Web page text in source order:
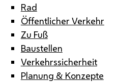
Rad
Öffentlicher Verkehr
Zu Fuß
Baustellen
Verkehrssicherheit
Planung & Konzepte